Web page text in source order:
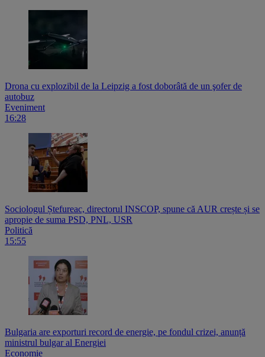
Drona cu explozibil de la Leipzig a fost doborâtă de un şofer de
autobuz
Eveniment
16:28
Sociologul Ștefureac, directorul INSCOP, spune că AUR crește și se
apropie de suma PSD, PNL, USR
Politică
15:55
Bulgaria are exporturi record de energie, pe fondul crizei, anunță
ministrul bulgar al Energiei
Economie